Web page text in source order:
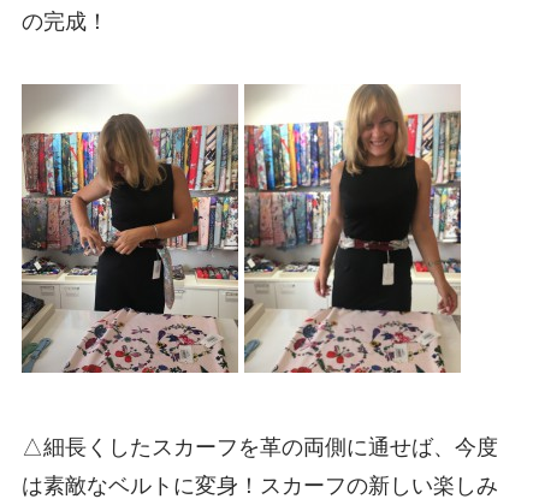
の完成！
△細長くしたスカーフを革の両側に通せば、今度
は素敵なベルトに変身！スカーフの新しい楽しみ